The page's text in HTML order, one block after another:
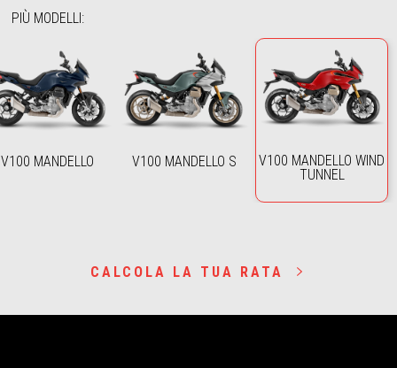
PIÙ MODELLI:
V100 MANDELLO V100 MANDELLO S
V100 MANDELLO WIND
TUNNEL
CALCOLA LA TUA RATA